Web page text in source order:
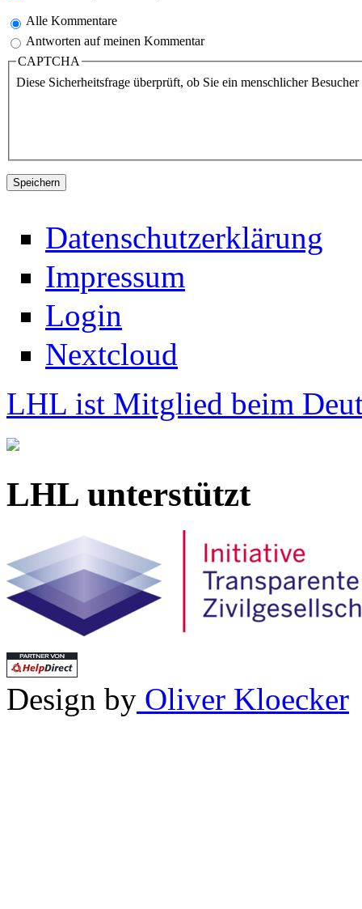
Alle Kommentare
Antworten auf meinen Kommentar
CAPTCHA
Diese Sicherheitsfrage überprüft, ob Sie ein menschlicher
Datenschutzerklärung
Impressum
Login
Nextcloud
LHL ist Mitglied beim
LHL unterstützt
Design by Oliver Kloecker